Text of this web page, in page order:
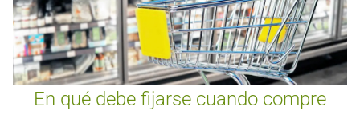
En qué debe fijarse cuando compre